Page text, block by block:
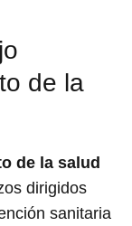
de la
de la salud
dirigidos
sanitaria